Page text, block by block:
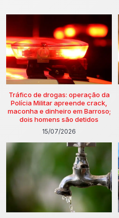
Tráfico de drogas: operação da
Polícia Militar apreende crack,
maconha e dinheiro em Barroso;
dois homens são detidos
15/07/2026